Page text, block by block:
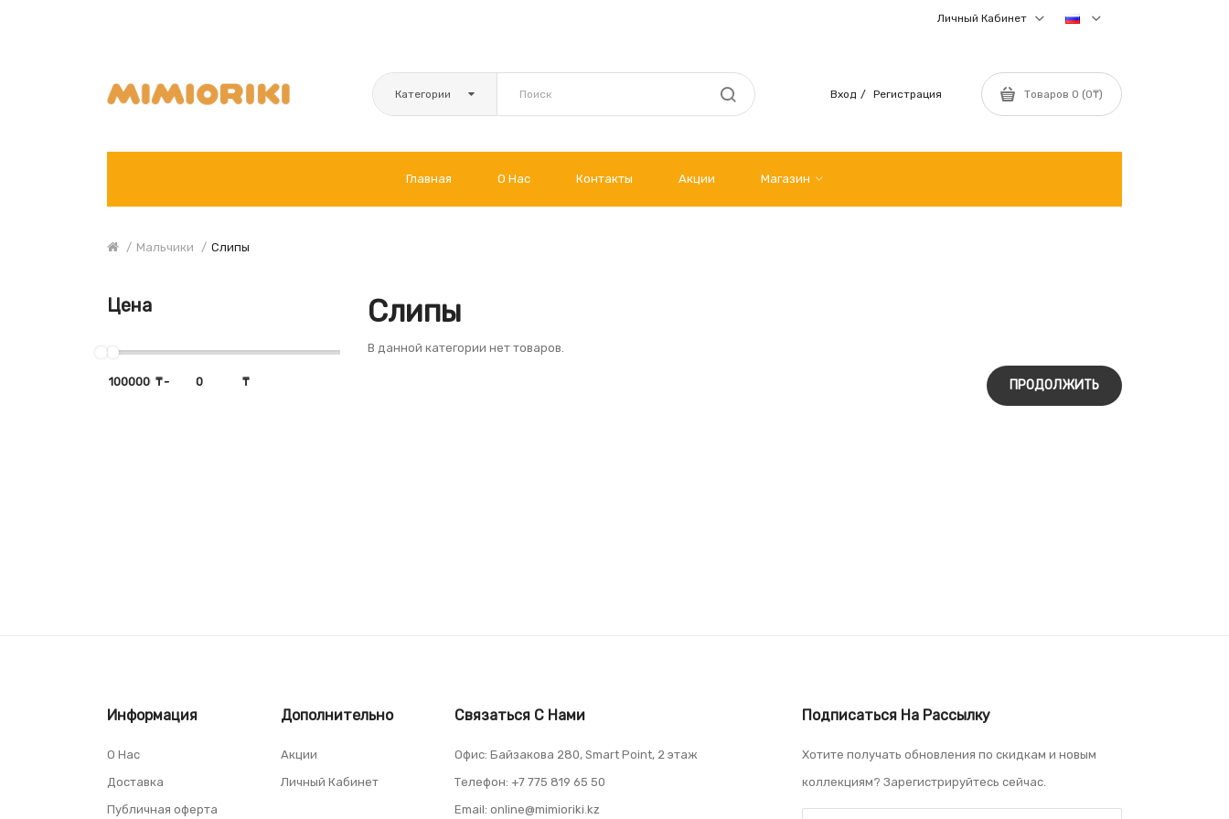
Личный Кабинет
Вход Регистрация Товаров 0 (0₸)
Категории
Главная О Нас Контакты Акции Магазин
Мальчики Слипы
Цена
₸- ₸
Слипы
В данной категории нет товаров.
ПРОДОЛЖИТЬ
Информация
О Нас
Доставка
Публичная оферта
Дополнительно
Акции
Личный Кабинет
Связаться С Нами
Офис: Байзакова 280, Smart Point, 2 этаж
Телефон: +7 775 819 65 50
Email: online@mimioriki.kz
Подписаться На Рассылку
Хотите получать обновления по скидкам и новым
коллекциям? Зарегистрируйтесь сейчас.